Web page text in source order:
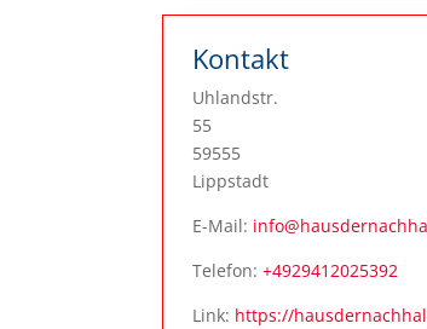
Kontakt
Uhlandstr.
55
59555
Lippstadt
E-Mail:
Telefon:+4929412025392
Link: https://